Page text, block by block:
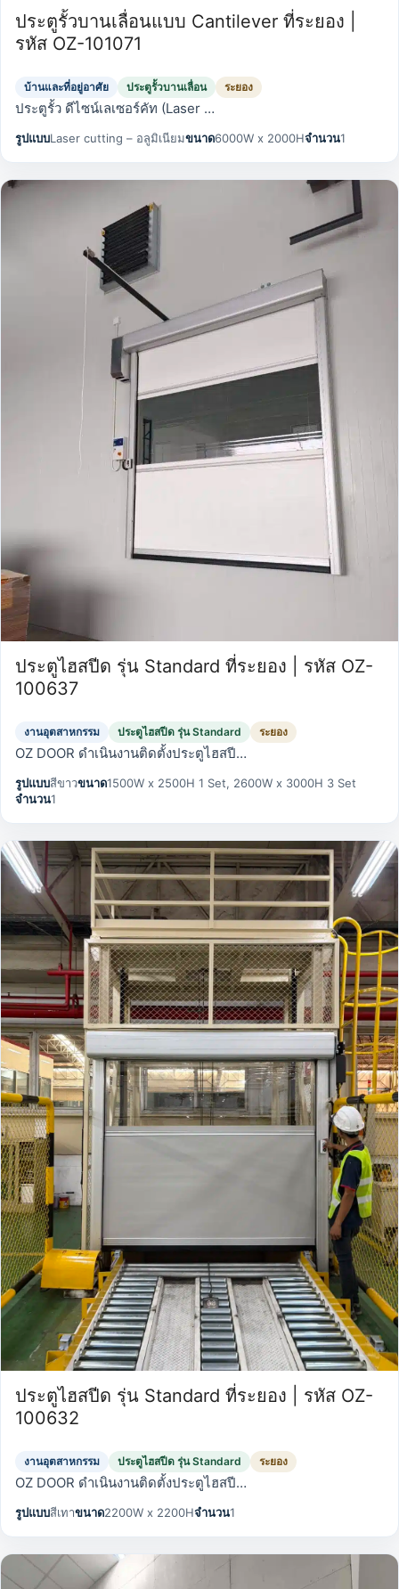
ประตูรั้วบานเลื่อนแบบ Cantilever ที่ระยอง |
รหัส OZ-101071
บ้านและที่อยู่อาศัย ประตูรั้วบานเลื่อน ระยอง
ประตูรั้ว ดีไซน์เลเซอร์คัท (Laser …
รูปแบบLaser cutting – อลูมิเนียมขนาด6000W x 2000Hจำนวน1
ประตูไฮสปีด รุ่น Standard ที่ระยอง | รหัส OZ-
100637
งานอุตสาหกรรม ประตูไฮสปีด รุ่น Standard ระยอง
OZ DOOR ดำเนินงานติดตั้งประตูไฮสปี…
รูปแบบสีขาวขนาด1500W x 2500H 1 Set, 2600W x 3000H 3 Set
จำนวน1
ประตูไฮสปีด รุ่น Standard ที่ระยอง | รหัส OZ-
100632
งานอุตสาหกรรม ประตูไฮสปีด รุ่น Standard ระยอง
OZ DOOR ดำเนินงานติดตั้งประตูไฮสปี…
รูปแบบสีเทาขนาด2200W x 2200Hจำนวน1